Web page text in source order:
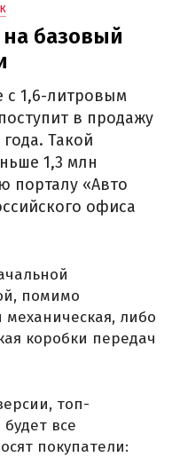
базовый
с 1,6-литровым
в продажу
Такой
1,3 млн
порталу «Авто
офиса
помимо
либо
коробки передач
топ-
все
покупатели: